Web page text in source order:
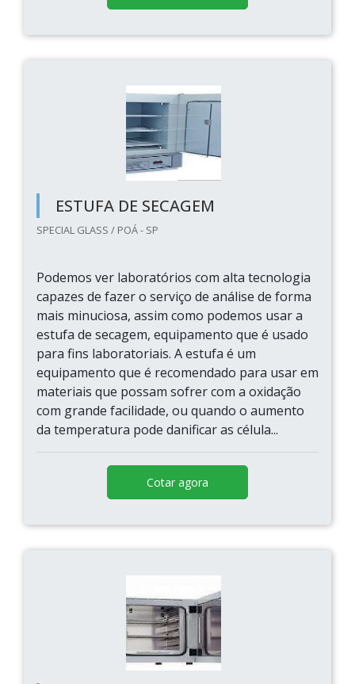
ESTUFA DE SECAGEM
SPECIAL GLASS / POÁ - SP
Podemos ver laboratórios com alta tecnologia
capazes de fazer o serviço de análise de forma
mais minuciosa, assim como podemos usar a
estufa de secagem, equipamento que é usado
para fins laboratoriais. A estufa é um
equipamento que é recomendado para usar em
materiais que possam sofrer com a oxidação
com grande facilidade, ou quando o aumento
da temperatura pode danificar as célula...
Cotar agora